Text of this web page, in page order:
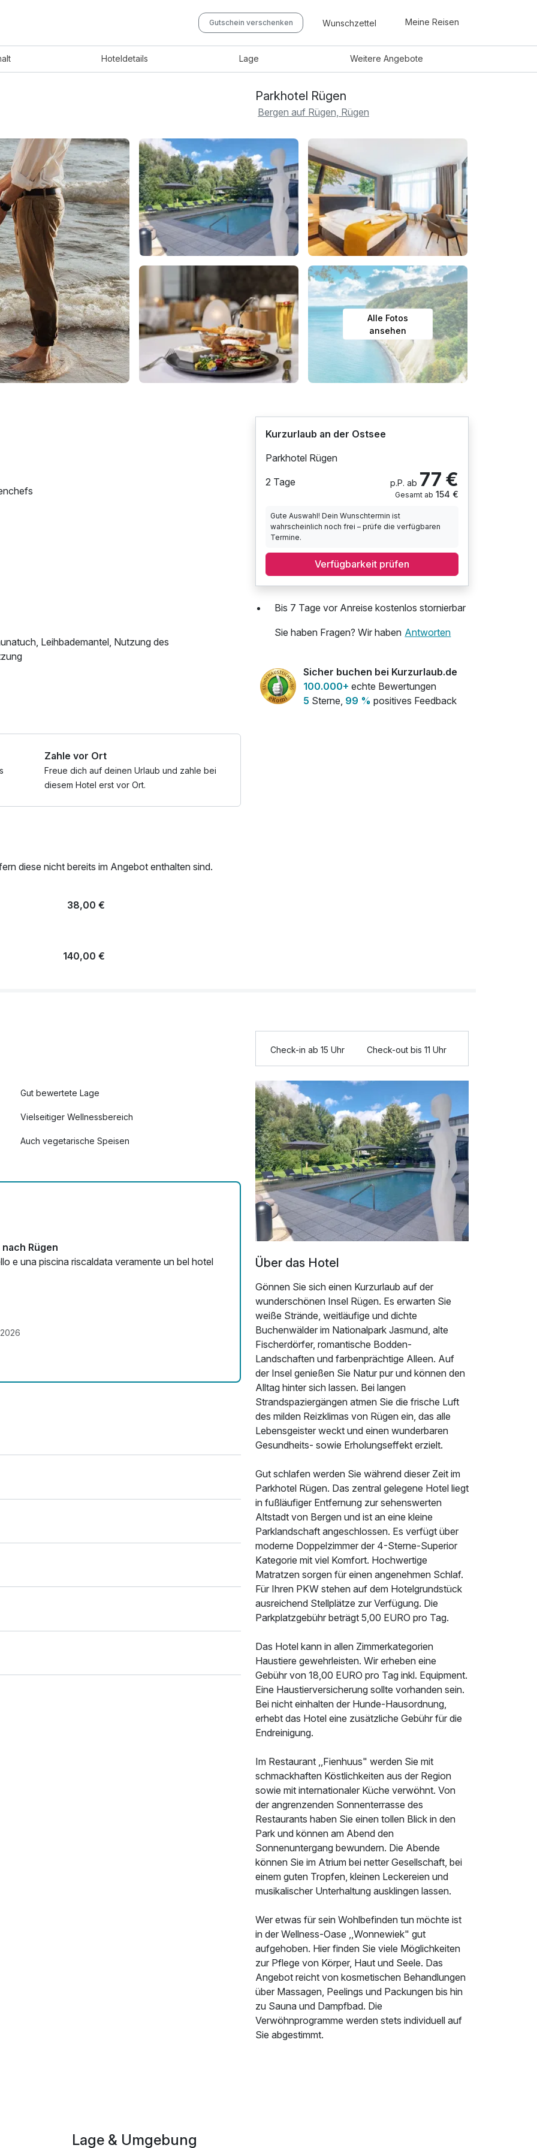
Gutschein verschenken Wunschzettel Meine Reisen
Hoteldetails Lage WeitereAngebote
Parkhotel Rügen
Bergen auf Rügen, Rügen
Alle Fotos
ansehen
Leihbademantel, Nutzung des
Zahle vor Ort
Freue dich auf deinen Urlaub und zahle bei
diesem Hotel erst vor Ort.
diese nicht bereits im Angebot enthalten sind.
38,00 €
140,00 €
8,00 €
15,00 €
Kurzurlaub an der Ostsee
Parkhotel Rügen
2 Tage
p.P. ab 77 €
Gesamt ab 154 €
Gute Auswahl! Dein Wunschtermin ist
wahrscheinlich noch frei – prüfe die verfügbaren
Termine.
Verfügbarkeit prüfen
Bis 7 Tage vor Anreise kostenlos stornierbar
Sie haben Fragen? Wir haben Antworten
Sicher buchen bei Kurzurlaub.de
100.000+ echte Bewertungen
5 Sterne, 99 % positives Feedback
Gut bewertete Lage
Vielseitiger Wellnessbereich
Auch vegetarische Speisen
Rügen
e una piscina riscaldata veramente un bel hotel
Check-in ab 15 Uhr Check-out bis 11 Uhr
Über das Hotel
Gönnen Sie sich einen Kurzurlaub auf der
wunderschönen Insel Rügen. Es erwarten Sie
weiße Strände, weitläufige und dichte
Buchenwälder im Nationalpark Jasmund, alte
Fischerdörfer, romantische Bodden-
Landschaften und farbenprächtige Alleen. Auf
der Insel genießen Sie Natur pur und können den
Alltag hinter sich lassen. Bei langen
Strandspaziergängen atmen Sie die frische Luft
des milden Reizklimas von Rügen ein, das alle
Lebensgeister weckt und einen wunderbaren
Gesundheits- sowie Erholungseffekt erzielt.
Gut schlafen werden Sie während dieser Zeit im
Parkhotel Rügen. Das zentral gelegene Hotel liegt
in fußläufiger Entfernung zur sehenswerten
Altstadt von Bergen und ist an eine kleine
Parklandschaft angeschlossen. Es verfügt über
moderne Doppelzimmer der 4-Sterne-Superior
Kategorie mit viel Komfort. Hochwertige
Matratzen sorgen für einen angenehmen Schlaf.
Für Ihren PKW stehen auf dem Hotelgrundstück
ausreichend Stellplätze zur Verfügung. Die
Parkplatzgebühr beträgt 5,00 EURO pro Tag.
Das Hotel kann in allen Zimmerkategorien
Haustiere gewehrleisten. Wir erheben eine
Gebühr von 18,00 EURO pro Tag inkl. Equipment.
Eine Haustierversicherung sollte vorhanden sein.
Bei nicht einhalten der Hunde-Hausordnung,
erhebt das Hotel eine zusätzliche Gebühr für die
Endreinigung.
Im Restaurant ,,Fienhuus" werden Sie mit
schmackhaften Köstlichkeiten aus der Region
sowie mit internationaler Küche verwöhnt. Von
der angrenzenden Sonnenterrasse des
Restaurants haben Sie einen tollen Blick in den
Park und können am Abend den
Sonnenuntergang bewundern. Die Abende
können Sie im Atrium bei netter Gesellschaft, bei
einem guten Tropfen, kleinen Leckereien und
musikalischer Unterhaltung ausklingen lassen.
Wer etwas für sein Wohlbefinden tun möchte ist
in der Wellness-Oase ,,Wonnewiek" gut
aufgehoben. Hier finden Sie viele Möglichkeiten
zur Pflege von Körper, Haut und Seele. Das
Angebot reicht von kosmetischen Behandlungen
über Massagen, Peelings und Packungen bis hin
zu Sauna und Dampfbad. Die
Verwöhnprogramme werden stets individuell auf
Sie abgestimmt.
Lage & Umgebung